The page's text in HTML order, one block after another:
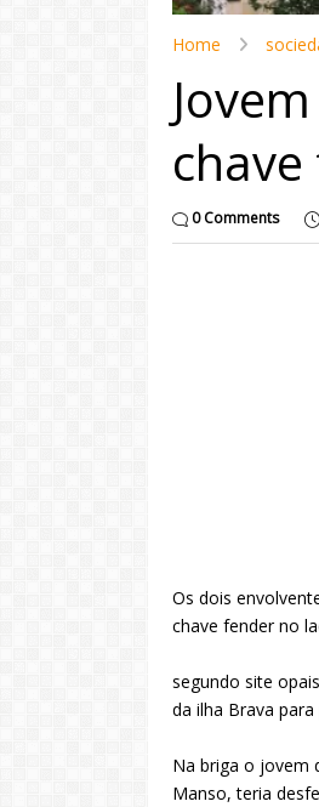
Home
0 Comments
Os dois
chave fender no
segundo site
da ilha Brava
Na briga o jovem
Manso, teria